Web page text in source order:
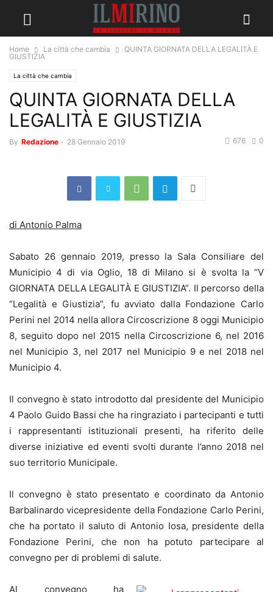
Home La città che cambia
QUINTA GIORNATA DELLA LEGALITÀ E
GIUSTIZIA
La città che cambia
QUINTA GIORNATA DELLA
LEGALITÀ E GIUSTIZIA
By Redazione - 28 Gennaio 2019 0
676
di Antonio Palma
Sabato 26 gennaio 2019, presso la Sala Consiliare del
Municipio 4 di via Oglio, 18 di Milano si è svolta la “V
GIORNATA DELLA LEGALITÀ E GIUSTIZIA”. Il percorso della
“Legalità e Giustizia”, fu avviato dalla Fondazione Carlo
Perini nel 2014 nella allora Circoscrizione 8 oggi Municipio
8, seguito dopo nel 2015 nella Circoscrizione 6, nel 2016
nel Municipio 3, nel 2017 nel Municipio 9 e nel 2018 nel
Municipio 4.
Il convegno è stato introdotto dal presidente del Municipio
4 Paolo Guido Bassi che ha ringraziato i partecipanti e tutti
i rappresentanti istituzionali presenti, ha riferito delle
diverse iniziative ed eventi svolti durante l’anno 2018 nel
suo territorio Municipale.
Il convegno è stato presentato e coordinato da Antonio
Barbalinardo vicepresidente della Fondazione Carlo Perini,
che ha portato il saluto di Antonio Iosa, presidente della
Fondazione Perini, che non ha potuto partecipare al
convegno per di problemi di salute.
Al convegno ha